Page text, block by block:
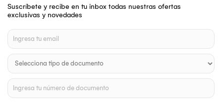
Suscríbete y recibe en tu inbox todas nuestras ofertas
exclusivas y novedades